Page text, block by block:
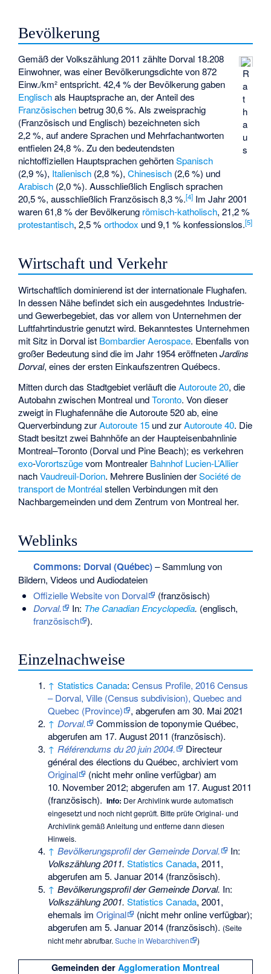
Bevölkerung
R
a
t
h
a
u
s
Gemäß der Volkszählung 2011 zählte Dorval 18.208
Einwohner, was einer Bevölkerungsdichte von 872
Einw./km² entspricht. 42,4 % der Bevölkerung gaben
Englischals Hauptsprache an, der Anteil des
Französischenbetrug 30,6 %. Als zweisprachig
(Französisch und Englisch) bezeichneten sich
2,2 %, auf andere Sprachen und Mehrfachantworten
entfielen 24,8 %. Zu den bedeutendsten
nichtoffiziellen Hauptsprachen gehörtenSpanisch
(2,9 %), Italienisch (2,8 %),Chinesisch (2,6 %) und
Arabisch (2,0 %). Ausschließlich Englisch sprachen
20,5 %, ausschließlich Französisch 8,3 %.[4] Im Jahr 2001
waren 61,8 % der Bevölkerung römisch-katholisch, 21,2 %
protestantisch, 2,5 %orthodox und 9,1 % konfessionslos.[5]
Wirtschaft und Verkehr
Wirtschaftlich dominierend ist der internationale Flughafen.
In dessen Nähe befindet sich ein ausgedehntes Industrie-
und Gewerbegebiet, das vor allem von Unternehmen der
Luftfahrtindustrie genutzt wird. Bekanntestes Unternehmen
mit Sitz in Dorval ist Bombardier Aerospace. Ebenfalls von
großer Bedeutung sind die im Jahr 1954 eröffnetenJardins
Dorval, eines der ersten Einkaufszentren Québecs.
Mitten durch das Stadtgebiet verläuft dieAutoroute 20, die
Autobahn zwischen Montreal undToronto. Von dieser
zweigt in Flughafennähe dieAutoroute 520ab, eine
Querverbindung zurAutoroute 15 und zurAutoroute 40. Die
Stadt besitzt zwei Bahnhöfe an der Haupteisenbahnlinie
Montreal–Toronto (Dorval und Pine Beach); es verkehren
exo-Vorortszügevom Montrealer Bahnhof Lucien-L’Allier
nachVaudreuil-Dorion. Mehrere Buslinien derSociété de
transport de Montréalstellen Verbindungen mit den
Nachbargemeinden und dem Zentrum von Montreal her.
Weblinks
Commons: Dorval (Québec)– Sammlung von
Bildern, Videos und Audiodateien
Offizielle Website von Dorval
(französisch)
Dorval.
In: The Canadian Encyclopedia. (englisch,
französisch
).
Einzelnachweise
↑ Statistics Canada:Census Profile, 2016 Census
– Dorval, Ville (Census subdivision), Quebec and
Quebec (Province)
, abgerufen am 30. Mai 2021
↑ Dorval.
Commission de toponymie Québec,
abgerufen am 17. August 2011 (französisch).
↑ Référendums du 20 juin 2004.
Directeur
général des élections du Québec, archiviert vom
Original
(nicht mehr online verfügbar) am
10. November 2012; abgerufen am 17. August 2011
(französisch). Info: Der Archivlink wurde automatisch
eingesetzt und noch nicht geprüft. Bitte prüfe Original- und
Archivlink gemäßAnleitung und entferne dann diesen
Hinweis.
↑ Bevölkerungsprofil der Gemeinde Dorval.
In:
Volkszählung 2011. Statistics Canada, 2011,
abgerufen am 5. Januar 2014 (französisch).
↑ Bevölkerungsprofil der Gemeinde Dorval. In:
Volkszählung 2001. Statistics Canada, 2001,
ehemals imOriginal (nicht mehr online verfügbar);
abgerufen am 5. Januar 2014 (französisch). (Seite
nicht mehr abrufbar.Suche in Webarchiven )
Gemeinden der Agglomeration Montreal